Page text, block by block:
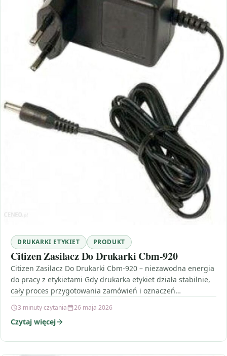
DRUKARKI ETYKIET PRODUKT
Citizen Zasilacz Do Drukarki Cbm-920
Citizen Zasilacz Do Drukarki Cbm-920 – niezawodna energia
do pracy z etykietami Gdy drukarka etykiet działa stabilnie,
cały proces przygotowania zamówień i oznaczeń
3 minuty czytania 26 maja 2026
Czytaj więcej